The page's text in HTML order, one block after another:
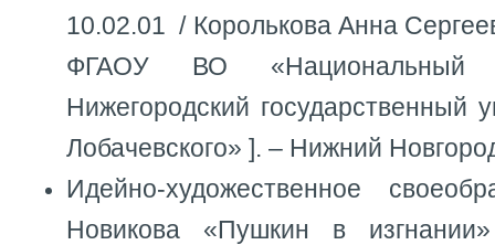
10.02.01 / Королькова Анна
ФГАОУ ВО «Национальный
Нижегородский государственный
Лобачевского» ]. – Нижний
Идейно-художественное
Новикова «Пушкин в